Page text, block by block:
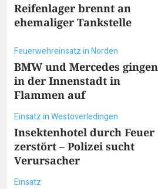
Reifenlager brennt an
ehemaliger Tankstelle
Feuerwehreinsatz in Norden
BMW und Mercedes gingen
in der Innenstadt in
Flammen auf
Einsatz in Westoverledingen
Insektenhotel durch Feuer
zerstört – Polizei sucht
Verursacher
Einsatz